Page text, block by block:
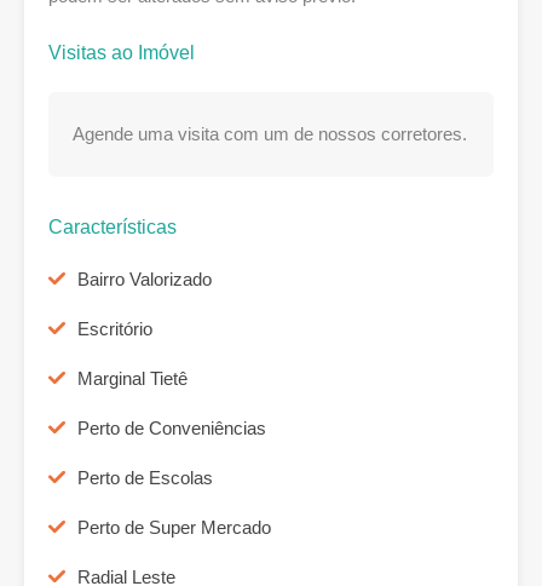
Visitas ao Imóvel
Agende uma visita com um de nossos corretores.
Características
Bairro Valorizado
Escritório
Marginal Tietê
Perto de Conveniências
Perto de Escolas
Perto de Super Mercado
Radial Leste